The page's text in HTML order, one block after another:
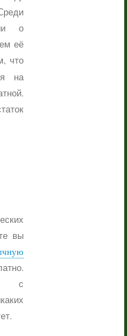
о
её
что
на
вы
с